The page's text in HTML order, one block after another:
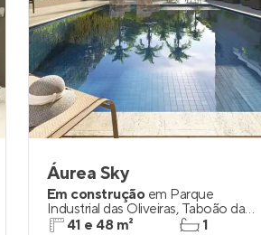
Áurea Sky
Em construção em Parque
Industrial das Oliveiras, Taboão da
Serra41 e 48 m²
1